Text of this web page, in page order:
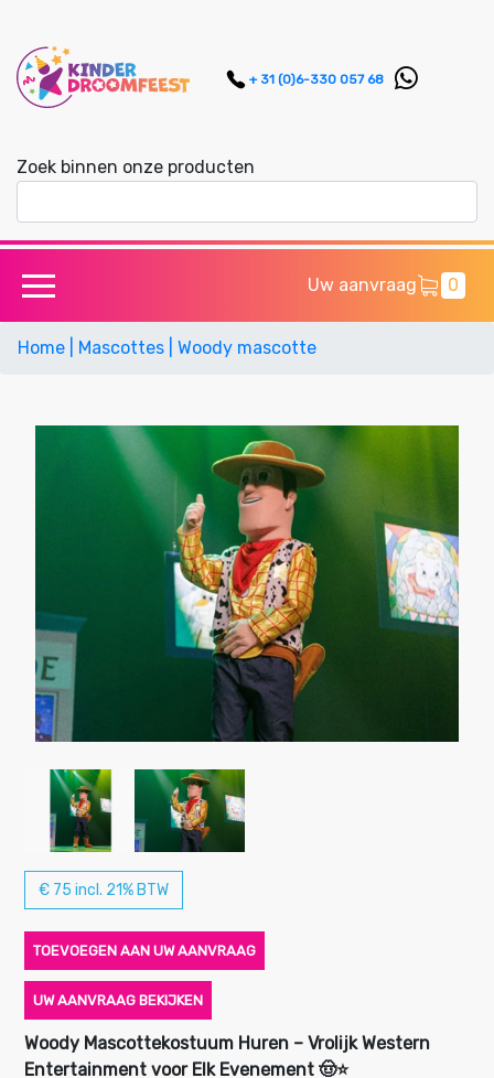
+ 31 (0)6-330 057 68
Zoek binnen onze producten
Uw aanvraag 0
Home | Mascottes | Woody mascotte
€ 75 incl. 21% BTW
TOEVOEGEN AAN UW AANVRAAG
UW AANVRAAG BEKIJKEN
Woody Mascottekostuum Huren – Vrolijk Western
Entertainment voor Elk Evenement 🤠⭐